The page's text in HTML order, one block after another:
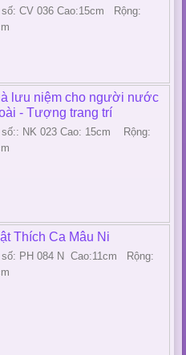
số: CV 036 Cao:15cm Rộng:
lưu niệm cho người nước
- Tượng trang trí
số:: NK 023 Cao: 15cm Rộng:
Thích Ca Mâu Ni
số: PH 084 N Cao:11cm Rộng: